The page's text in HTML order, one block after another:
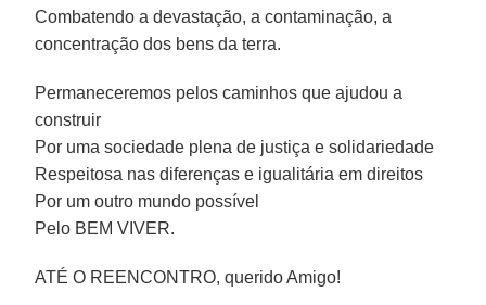
Combatendo a devastação, a contaminação, a
concentração dos bens da terra.
Permaneceremos pelos caminhos que ajudou a
construir
Por uma sociedade plena de justiça e solidariedade
Respeitosa nas diferenças e igualitária em direitos
Por um outro mundo possível
Pelo BEM VIVER.
ATÉ O REENCONTRO, querido Amigo!